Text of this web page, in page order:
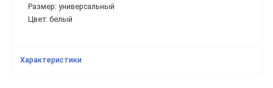
Размер: универсальный
Цвет: белый
Характеристики